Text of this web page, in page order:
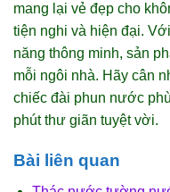
mang lại vẻ đẹp cho
tiện nghi và hiện đại.
năng thông minh, sản
mỗi ngôi nhà. Hãy cân
chiếc đài phun nước
phút thư giãn tuyệt vời.
Bài liên quan